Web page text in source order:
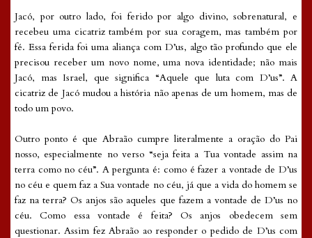
Jacó, por outro lado, foi ferido por algo divino, sobrenatural, e
recebeu uma cicatriz também por sua coragem, mas também por
fé. Essa ferida foi uma aliança com D’us, algo tão profundo que ele
precisou receber um novo nome, uma nova identidade; não mais
Jacó, mas Israel, que significa “Aquele que luta com D’us”. A
cicatriz de Jacó mudou a história não apenas de um homem, mas de
todo um povo.
Outro ponto é que Abraão cumpre literalmente a oração do Pai
nosso, especialmente no verso “seja feita a Tua vontade assim na
terra como no céu”. A pergunta é: como é fazer a vontade de D’us
no céu e quem faz a Sua vontade no céu, já que a vida do homem se
faz na terra? Os anjos são aqueles que fazem a vontade de D’us no
céu. Como essa vontade é feita? Os anjos obedecem sem
questionar. Assim fez Abraão ao responder o pedido de D’us com